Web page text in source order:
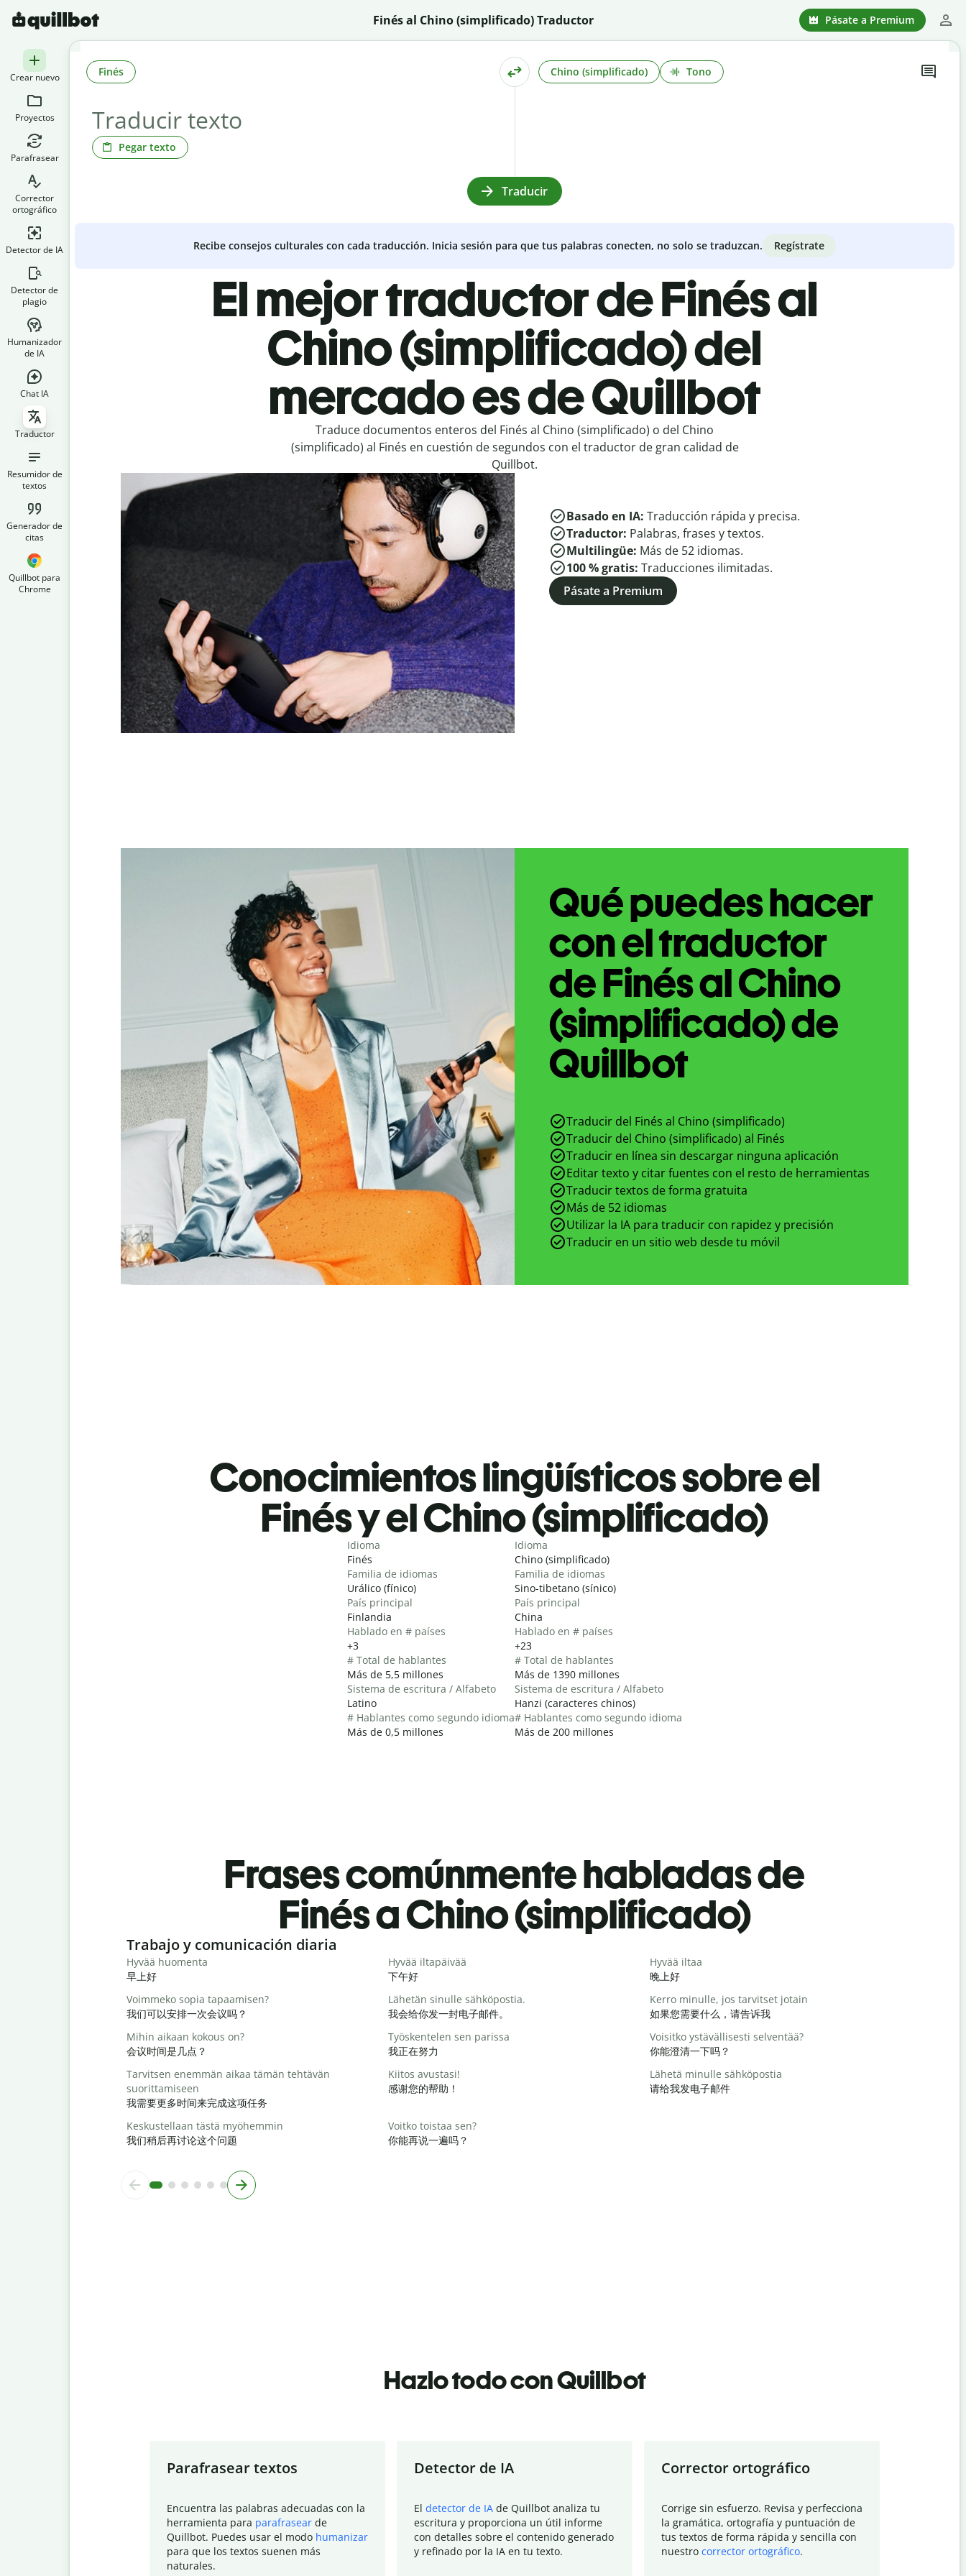
Finés al Chino (simplificado) Traductor Pásate a Premium
Crear nuevo
Proyectos
Parafrasear
Corrector
ortográfico
Detector de IA
Detector de
plagio
Humanizador
de IA
Chat IA
Traductor
Resumidor de
textos
Generador de
citas
Quillbot para
Chrome
Pegar texto
Finés Chino (simplificado) Tono
Traducir
Recibe consejos culturales con cada traducción. Inicia sesión para que tus palabras conecten, no solo se traduzcan. Regístrate
El mejor traductor de Finés al
Chino (simplificado) del
mercado es de Quillbot
Traduce documentos enteros del Finés al Chino (simplificado) o del Chino
(simplificado) al Finés en cuestión de segundos con el traductor de gran calidad de
Quillbot.
Basado en IA: Traducción rápida y precisa.
Traductor: Palabras, frases y textos.
Multilingüe: Más de 52 idiomas.
100 % gratis: Traducciones ilimitadas.
Pásate a Premium
Qué puedes hacer
con el traductor
de Finés al Chino
(simplificado) de
Quillbot
Traducir del Finés al Chino (simplificado)
Traducir del Chino (simplificado) al Finés
Traducir en línea sin descargar ninguna aplicación
Editar texto y citar fuentes con el resto de herramientas
Traducir textos de forma gratuita
Más de 52 idiomas
Utilizar la IA para traducir con rapidez y precisión
Traducir en un sitio web desde tu móvil
Conocimientos lingüísticos sobre el
Finés y el Chino (simplificado)
Idioma
Finés
Familia de idiomas
Urálico (fínico)
País principal
Finlandia
Hablado en # países
+3
# Total de hablantes
Más de 5,5 millones
Sistema de escritura / Alfabeto
Latino
# Hablantes como segundo idioma
Más de 0,5 millones
Idioma
Chino (simplificado)
Familia de idiomas
Sino-tibetano (sínico)
País principal
China
Hablado en # países
+23
# Total de hablantes
Más de 1390 millones
Sistema de escritura / Alfabeto
Hanzi (caracteres chinos)
# Hablantes como segundo idioma
Más de 200 millones
Frases comúnmente habladas de
Finés a Chino (simplificado)
Slide 1 of 6
Trabajo y comunicación diaria
Hyvää huomenta
早上好
Hyvää iltapäivää
下午好
Hyvää iltaa
晚上好
Voimmeko sopia tapaamisen?
我们可以安排一次会议吗？
Lähetän sinulle sähköpostia.
我会给你发一封电子邮件。
Kerro minulle, jos tarvitset jotain
如果您需要什么，请告诉我
Mihin aikaan kokous on?
会议时间是几点？
Työskentelen sen parissa
我正在努力
Voisitko ystävällisesti selventää?
你能澄清一下吗？
Tarvitsen enemmän aikaa tämän tehtävän
suorittamiseen
我需要更多时间来完成这项任务
Kiitos avustasi!
感谢您的帮助！
Lähetä minulle sähköpostia
请给我发电子邮件
Keskustellaan tästä myöhemmin
我们稍后再讨论这个问题
Voitko toistaa sen?
你能再说一遍吗？
Hazlo todo con Quillbot
Parafrasear textos
Encuentra las palabras adecuadas con la
herramienta para parafrasear de
Quillbot. Puedes usar el modo humanizar
para que los textos suenen más
naturales.
Detector de IA
El detector de IA de Quillbot analiza tu
escritura y proporciona un útil informe
con detalles sobre el contenido generado
y refinado por la IA en tu texto.
Corrector ortográfico
Corrige sin esfuerzo. Revisa y perfecciona
la gramática, ortografía y puntuación de
tus textos de forma rápida y sencilla con
nuestro corrector ortográfico.